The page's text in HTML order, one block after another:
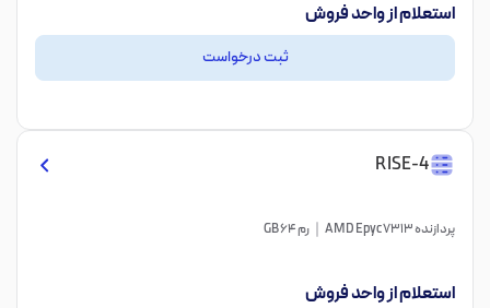
استعلام از واحد فروش
ثبت درخواست
RISE-4
پردازنده AMD Epyc 7313 رم 64 GB
استعلام از واحد فروش